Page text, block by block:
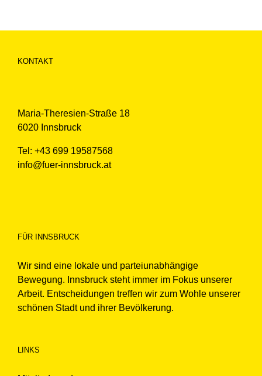
KONTAKT
Maria-Theresien-Straße 18
6020 Innsbruck
Tel: +43 699 19587568
info@fuer-innsbruck.at
FÜR INNSBRUCK
Wir sind eine lokale und parteiunabhängige
Bewegung. Innsbruck steht immer im Fokus unserer
Arbeit. Entscheidungen treffen wir zum Wohle unserer
schönen Stadt und ihrer Bevölkerung.
LINKS